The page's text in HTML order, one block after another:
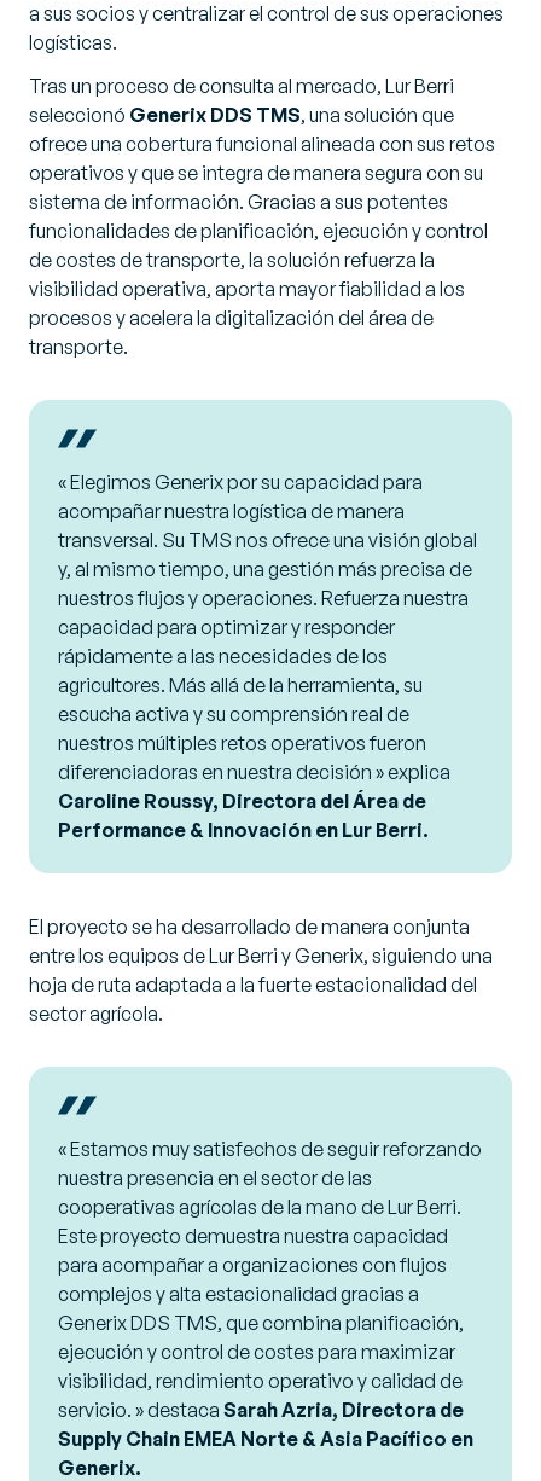
a sus socios y centralizar el control de sus operaciones
logísticas.
Tras un proceso de consulta al mercado, Lur Berri
seleccionó Generix DDS TMS, una solución que
ofrece una cobertura funcional alineada con sus retos
operativos y que se integra de manera segura con su
sistema de información. Gracias a sus potentes
funcionalidades de planificación, ejecución y control
de costes de transporte, la solución refuerza la
visibilidad operativa, aporta mayor fiabilidad a los
procesos y acelera la digitalización del área de
transporte.
«Elegimos Generix por su capacidad para
acompañar nuestra logística de manera
transversal. Su TMS nos ofrece una visión global
y, al mismo tiempo, una gestión más precisa de
nuestros flujos y operaciones. Refuerza nuestra
capacidad para optimizar y responder
rápidamente a las necesidades de los
agricultores. Más allá de la herramienta, su
escucha activa y su comprensión real de
nuestros múltiples retos operativos fueron
diferenciadoras en nuestra decisión » explica
Caroline Roussy, Directora del Área de
Performance & Innovación en Lur Berri.
El proyecto se ha desarrollado de manera conjunta
entre los equipos de Lur Berri y Generix, siguiendo una
hoja de ruta adaptada a la fuerte estacionalidad del
sector agrícola.
«Estamos muy satisfechos de seguir reforzando
nuestra presencia en el sector de las
cooperativas agrícolas de la mano de Lur Berri.
Este proyecto demuestra nuestra capacidad
para acompañar a organizaciones con flujos
complejos y alta estacionalidad gracias a
Generix DDS TMS, que combina planificación,
ejecución y control de costes para maximizar
visibilidad, rendimiento operativo y calidad de
servicio. » destaca Sarah Azria, Directora de
Supply Chain EMEA Norte & Asia Pacífico en
Generix.